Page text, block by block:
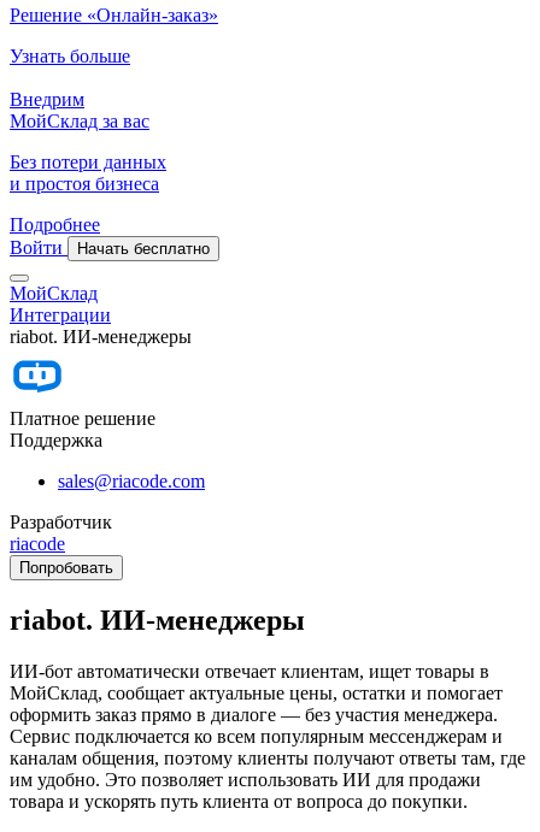
Решение «Онлайн-заказ»
Узнать больше
Внедрим
МойСклад за вас
Без потери данных
и простоя бизнеса
Подробнее
Войти
Начать бесплатно
МойСклад
Интеграции
riabot. ИИ-менеджеры
Платное решение
Поддержка
sales@riacode.com
Разработчик
riacode
Попробовать
riabot. ИИ-менеджеры
ИИ-бот автоматически отвечает клиентам, ищет товары в
МойСклад, сообщает актуальные цены, остатки и помогает
оформить заказ прямо в диалоге — без участия менеджера.
Сервис подключается ко всем популярным мессенджерам и
каналам общения, поэтому клиенты получают ответы там, где
им удобно. Это позволяет использовать ИИ для продажи
товара и ускорять путь клиента от вопроса до покупки.